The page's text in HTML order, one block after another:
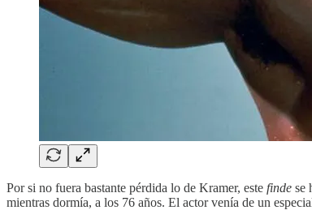
Por si no fuera bastante pérdida lo de Kramer, este finde se
mientras dormía, a los 76 años. El actor venía de un